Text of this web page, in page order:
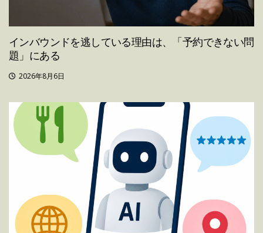
インバウンドを逃している理由は、「予約できない問
題」にある
2026年8月6日